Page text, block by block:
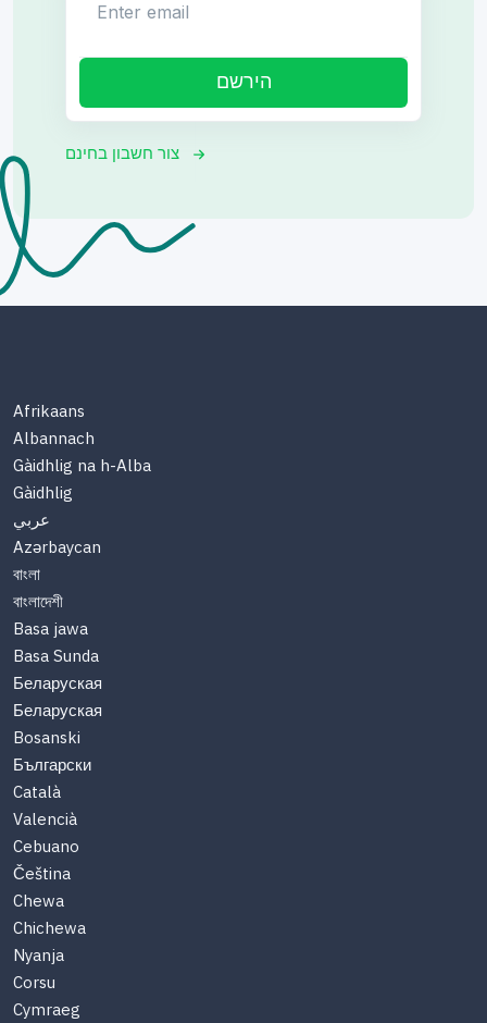
הירשם
צור חשבון בחינם
Afrikaans
Albannach
Gàidhlig na h-Alba
Gàidhlig
عربي
Azərbaycan
বাংলা
বাংলাদেশী
Basa jawa
Basa Sunda
Беларуская
Беларуская
Bosanski
Български
Català
Valencià
Cebuano
Čeština
Chewa
Chichewa
Nyanja
Corsu
Cymraeg